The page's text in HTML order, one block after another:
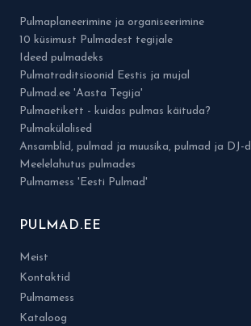
Pulmaplaneerimine ja organiseerimine
10 küsimust Pulmadest tegijale
Ideed pulmadeks
Pulmatraditsioonid Eestis ja mujal
Pulmad.ee 'Aasta Tegija'
Pulmaetikett - kuidas pulmas käituda?
Pulmakülalised
Ansamblid, pulmad ja muusika, pulmad ja DJ-d
Meelelahutus pulmades
Pulmamess 'Eesti Pulmad'
PULMAD.EE
Meist
Kontaktid
Pulmamess
Kataloog